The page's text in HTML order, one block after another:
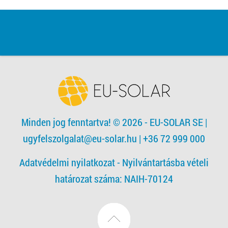
Minden jog fenntartva! © 2026 - EU-SOLAR SE|
ugyfelszolgalat@eu-solar.hu | +36 72 999 000
Adatvédelmi nyilatkozat - Nyilvántartásba vételi
határozat száma: NAIH-70124